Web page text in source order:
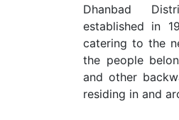
Dhanbad
established in
catering to the
the people
and other
residing in and